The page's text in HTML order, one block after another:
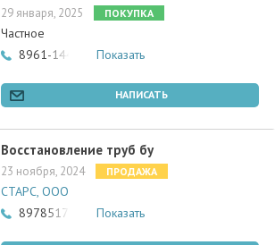
29 января, 2025 ПОКУПКА
Частное
8961-144-78-85Показать
НАПИСАТЬ
Восстановление труб бу
23 ноября, 2024 ПРОДАЖА
СТАРС, ООО
89785178739Показать